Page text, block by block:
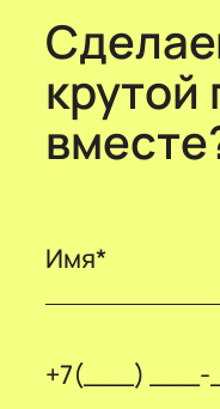
крутой